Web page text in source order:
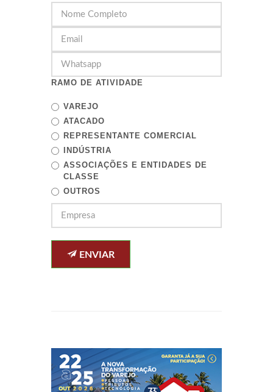
RAMO DE ATIVIDADE
VAREJO
ATACADO
REPRESENTANTE COMERCIAL
INDÚSTRIA
ASSOCIAÇÕES E ENTIDADES DE
CLASSE
OUTROS
ENVIAR